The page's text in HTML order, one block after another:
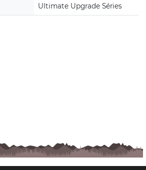
Ultimate Upgrade Séries